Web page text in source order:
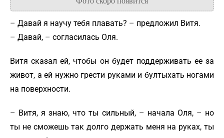
– Давай я научу тебя плавать? – предложил Витя.
– Давай, – согласилась Оля.
Витя сказал ей, чтобы он будет поддерживать ее за
живот, а ей нужно грести руками и бултыхать ногами
на поверхности.
– Витя, я знаю, что ты сильный, – начала Оля, – но
ты не сможешь так долго держать меня на руках, ты